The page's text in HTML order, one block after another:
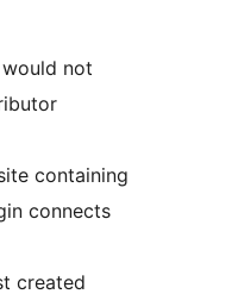
not
containing
connects
created